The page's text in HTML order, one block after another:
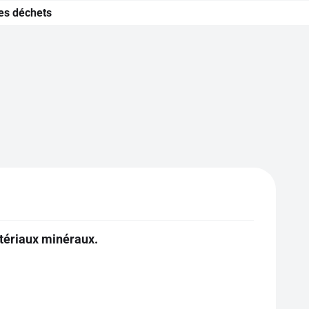
déchets
minéraux.